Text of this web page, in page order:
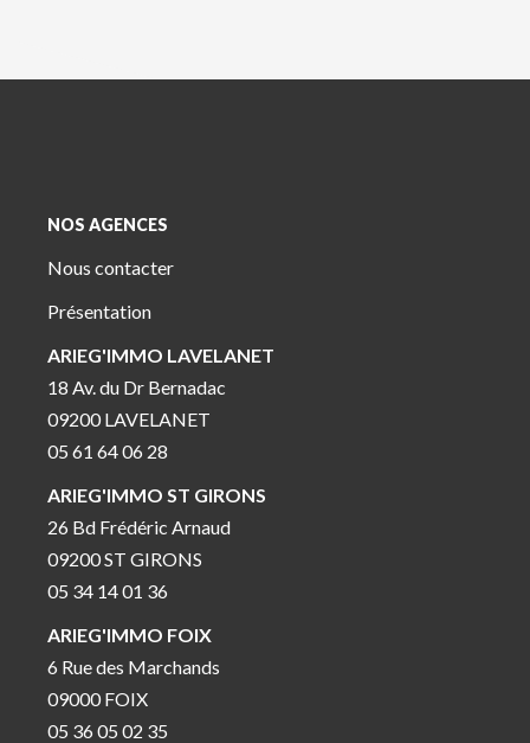
NOS AGENCES
Nous contacter
Présentation
ARIEG'IMMO LAVELANET
18 Av. du Dr Bernadac
09200 LAVELANET
05 61 64 06 28
ARIEG'IMMO ST GIRONS
26 Bd Frédéric Arnaud
09200 ST GIRONS
05 34 14 01 36
ARIEG'IMMO FOIX
6 Rue des Marchands
09000 FOIX
05 36 05 02 35